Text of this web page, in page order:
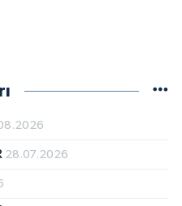
28.07.2026